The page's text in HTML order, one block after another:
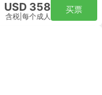
USD 358
含税 每个成人
买票